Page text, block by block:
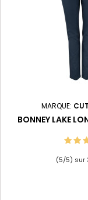
MARQUE:
BONNEY LAKE
(5/5) sur